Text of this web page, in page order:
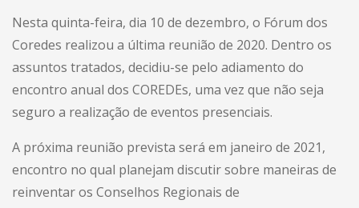
Nesta quinta-feira, dia 10 de dezembro, o Fórum dos
Coredes realizou a última reunião de 2020. Dentro os
assuntos tratados, decidiu-se pelo adiamento do
encontro anual dos COREDEs, uma vez que não seja
seguro a realização de eventos presenciais.
A próxima reunião prevista será em janeiro de 2021,
encontro no qual planejam discutir sobre maneiras de
reinventar os Conselhos Regionais de